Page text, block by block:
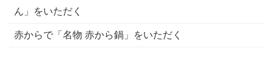
ん」をいただく
赤からで「名物 赤から鍋」をいただく